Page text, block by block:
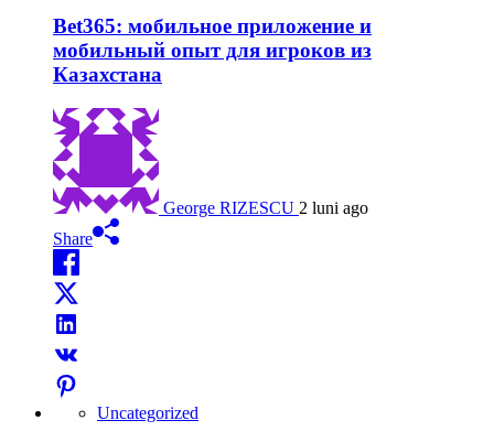
Bet365: мобильное приложение и
мобильный опыт для игроков из
Казахстана
George RIZESCU 2 luni ago
Share
Uncategorized